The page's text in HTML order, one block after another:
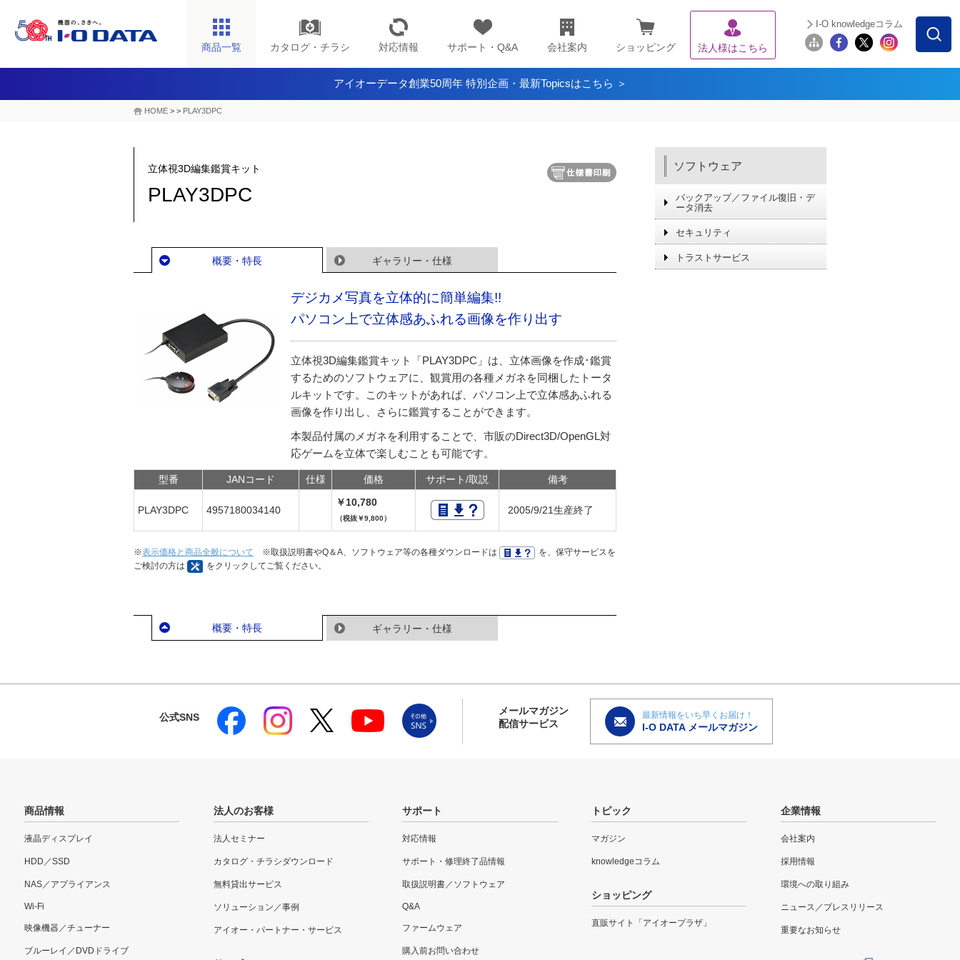
商品一覧 カタログ・チラシ 対応情報 サポート・Q&A 会社案内 ショッピング 法人様はこちら
I-O knowledgeコラム
アイオーデータ創業50周年 特別企画・最新Topicsはこちら ＞
HOME > > PLAY3DPC
立体視3D編集鑑賞キット
PLAY3DPC
概要・特長 ギャラリー・仕様
デジカメ写真を立体的に簡単編集!!
パソコン上で立体感あふれる画像を作り出す
立体視3D編集鑑賞キット「PLAY3DPC」は、立体画像を作成･鑑賞
するためのソフトウェアに、観賞用の各種メガネを同梱したトータ
ルキットです。このキットがあれば、パソコン上で立体感あふれる
画像を作り出し、さらに鑑賞することができます。
本製品付属のメガネを利用することで、市販のDirect3D/OpenGL対
応ゲームを立体で楽しむことも可能です。
型番 JANコード 仕様 価格 サポート/取説 備考
PLAY3DPC 4957180034140
￥10,780
（税抜￥9,800）
2005/9/21生産終了
※表示価格と商品全般について ※取扱説明書やQ＆A、ソフトウェア等の各種ダウンロードは
を、保守サービスを
ご検討の方は
をクリックしてご覧ください。
概要・特長 ギャラリー・仕様
ソフトウェア
バックアップ／ファイル復旧・デ
ータ消去
セキュリティ
トラストサービス
公式SNS
メールマガジン
配信サービス
最新情報をいち早くお届け！
I-O DATA メールマガジン
商品情報
液晶ディスプレイ
HDD／SSD
NAS／アプライアンス
Wi-Fi
映像機器／チューナー
ブルーレイ／DVDドライブ
法人のお客様
法人セミナー
カタログ・チラシダウンロード
無料貸出サービス
ソリューション／事例
アイオー・パートナー・サービス
サポート
対応情報
サポート・修理終了品情報
取扱説明書／ソフトウェア
Q&A
ファームウェア
購入前お問い合わせ
トピック
マガジン
knowledgeコラム
ショッピング
直販サイト「アイオープラザ」
企業情報
会社案内
採用情報
環境への取り組み
ニュース／プレスリリース
重要なお知らせ